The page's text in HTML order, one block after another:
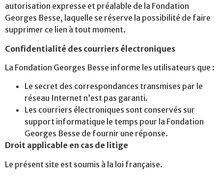
autorisation expresse et préalable de la Fondation
Georges Besse, laquelle se réserve la possibilité de faire
supprimer ce lien à tout moment.
Confidentialité des courriers électroniques
La Fondation Georges Besse informe les utilisateurs que :
Le secret des correspondances transmises par le
réseau Internet n’est pas garanti.
Les courriers électroniques sont conservés sur
support informatique le temps pour la Fondation
Georges Besse de fournir une réponse.
Droit applicable en cas de litige
Le présent site est soumis à la loi française.